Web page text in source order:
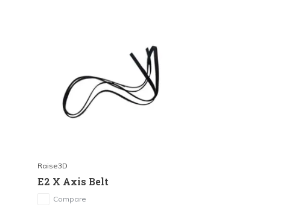
Raise3D
E2 X Axis Belt
Compare